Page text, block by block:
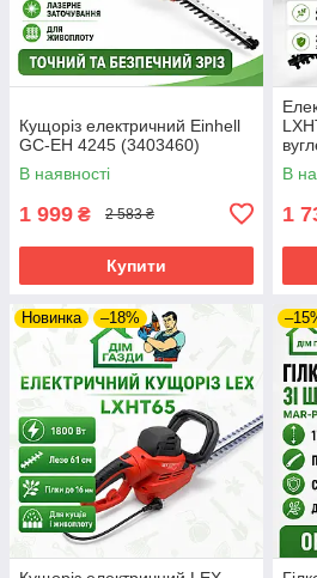
Кущоріз електричний Einhell
GC-EH 4245 (3403460)
В наявності
1 999 ₴ 2 583 ₴
Купити
В
1
Новинка –18%